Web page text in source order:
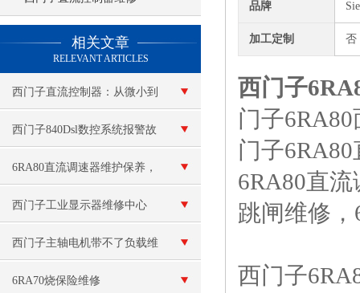
相关文章
RELEVANT ARTICLES
西门子直流控制器：从微小到
宏大，准确调控每一份直流能
量！
西门子840Dsl数控系统报警故
障的维修
6RA80直流调速器维护保养，
常见故障排查模块更换定期校
准维护方法
西门子工业显示器维修中心
（当天修好）
西门子主轴电机带不了负载维
修
6RA70烧保险维修
品牌
加工定制 否
西门子
门子
门子
6RA80直
跳闸维修
西门子